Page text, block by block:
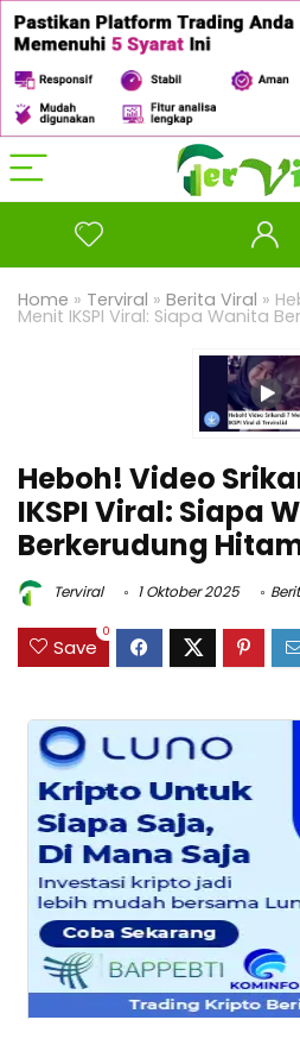
Home » Terviral » Berita Viral »
Menit IKSPI Viral: Siapa Wanita
Heboh! Video
IKSPI Viral: Siapa
Berkerudung
Terviral 1 Oktober 2025
Save
0